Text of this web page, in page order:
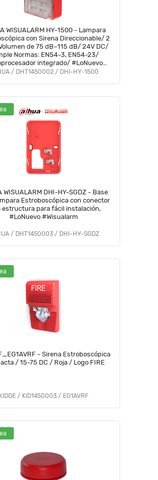
WISUALARM HY-1500 - Lampara
con Sirena Direccionable/ 2
de 75 dB–115 dB/ 24V DC/
Normas: EN54-3, EN54-23/
integrado/ #LoNuevo
#Wisualarm
/ DHT1450002 / DHI-HY-1500
WISUALARM DHI-HY-SGDZ - Base
Estroboscópica con conector
estructura para fácil instalación,
#LoNuevo #Wisualarm
/ DHT1450003 / DHI-HY-SGDZ
- Sirena Estroboscópica
/ 15-75 DC / Roja / Logo FIRE
KIDDE / KID1450003 / EG1AVRF